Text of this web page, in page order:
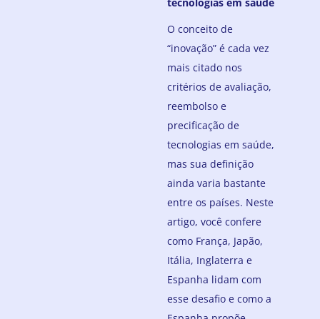
O conceito de
“inovação” é cada vez
mais citado nos
critérios de avaliação,
reembolso e
precificação de
tecnologias em saúde,
mas sua definição
ainda varia bastante
entre os países. Neste
artigo, você confere
como França, Japão,
Itália, Inglaterra e
Espanha lidam com
esse desafio e como a